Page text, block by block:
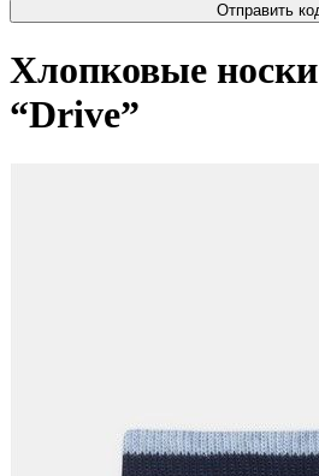
Отправить
Хлопковые
“Drive”